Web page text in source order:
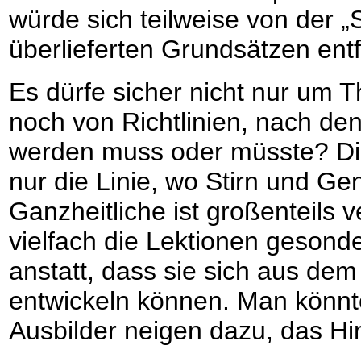
würde sich teilweise von der
überlieferten Grundsätzen
Es dürfe sicher nicht nur um
noch von Richtlinien, nach
werden muss oder müsste?
nur die Linie, wo Stirn und
Ganzheitliche ist großenteils
vielfach die Lektionen
anstatt, dass sie sich aus
entwickeln können. Man
Ausbilder neigen dazu, das